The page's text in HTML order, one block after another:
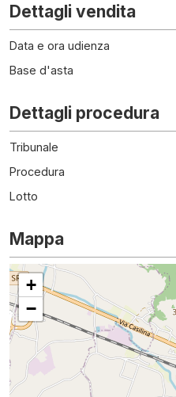
Dettagli vendita
Data e ora udienza
Base d'asta
Dettagli procedura
Tribunale
Procedura
Lotto
Mappa
+
−